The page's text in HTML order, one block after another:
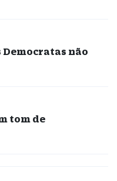
não
tom de